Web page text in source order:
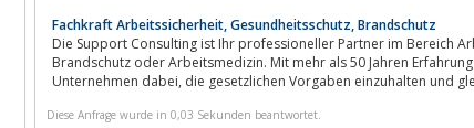
Fachkraft Arbeitssicherheit, Gesundheitsschutz, Brandschutz
Die Support Consulting ist Ihr professioneller Partner im Bereich Arbeitssicherheit, Arbeitsschutz,
Brandschutz oder Arbeitsmedizin. Mit mehr als 50 Jahren
Unternehmen dabei, die gesetzlichen Vorgaben
Diese Anfrage wurde in 0,03 Sekunden beantwortet.